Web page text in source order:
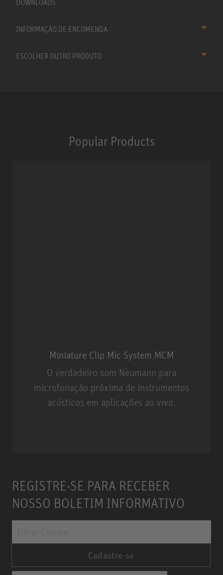
DOWNLOADS
INFORMAÇÃO DE ENCOMENDA
ESCOLHER OUTRO PRODUTO
Popular Products
Miniature Clip Mic System MCM
O verdadeiro som Neumann para
microfonação próxima de instrumentos
acústicos em aplicações ao vivo.
REGISTRE-SE PARA RECEBER
NOSSO BOLETIM INFORMATIVO
Cadastre-se